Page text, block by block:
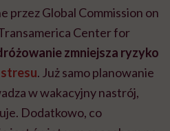
przez Global Commission on
Center for
zmniejsza ryzyko
stresu. Już samo planowanie
w wakacyjny nastrój,
Dodatkowo, co